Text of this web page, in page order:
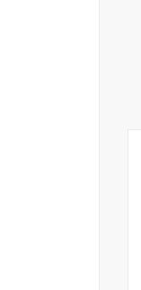
어떤
것에
문요
심리
『오
나의
내가